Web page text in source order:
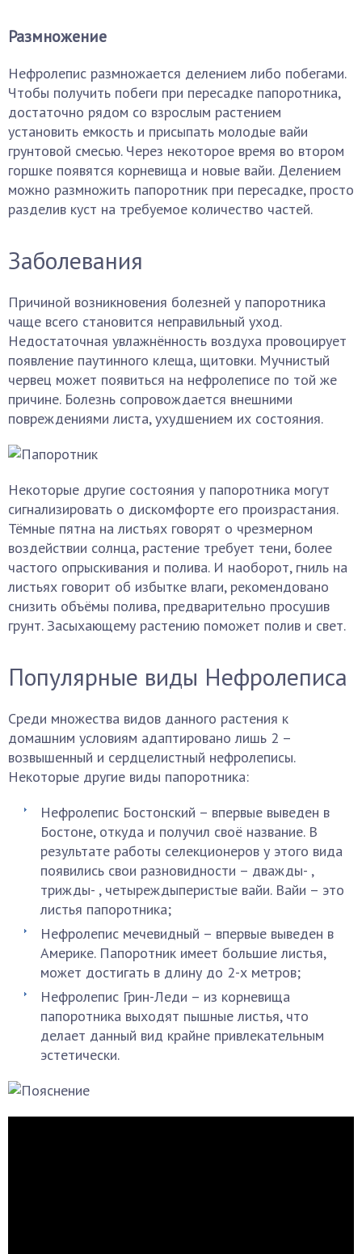
Размножение
Нефролепис размножается делением либо побегами.
Чтобы получить побеги при пересадке папоротника,
достаточно рядом со взрослым растением
установить емкость и присыпать молодые вайи
грунтовой смесью. Через некоторое время во втором
горшке появятся корневища и новые вайи. Делением
можно размножить папоротник при пересадке, просто
разделив куст на требуемое количество частей.
Заболевания
Причиной возникновения болезней у папоротника
чаще всего становится неправильный уход.
Недостаточная увлажнённость воздуха провоцирует
появление паутинного клеща, щитовки. Мучнистый
червец может появиться на нефролеписе по той же
причине. Болезнь сопровождается внешними
повреждениями листа, ухудшением их состояния.
Некоторые другие состояния у папоротника могут
сигнализировать о дискомфорте его произрастания.
Тёмные пятна на листьях говорят о чрезмерном
воздействии солнца, растение требует тени, более
частого опрыскивания и полива. И наоборот, гниль на
листьях говорит об избытке влаги, рекомендовано
снизить объёмы полива, предварительно просушив
грунт. Засыхающему растению поможет полив и свет.
Популярные виды Нефролеписа
Среди множества видов данного растения к
домашним условиям адаптировано лишь 2 –
возвышенный и сердцелистный нефролеписы.
Некоторые другие виды папоротника:
Нефролепис Бостонский – впервые выведен в
Бостоне, откуда и получил своё название. В
результате работы селекционеров у этого вида
появились свои разновидности – дважды- ,
трижды- , четыреждыперистые вайи. Вайи – это
листья папоротника;
Нефролепис мечевидный – впервые выведен в
Америке. Папоротник имеет большие листья,
может достигать в длину до 2-х метров;
Нефролепис Грин-Леди – из корневища
папоротника выходят пышные листья, что
делает данный вид крайне привлекательным
эстетически.